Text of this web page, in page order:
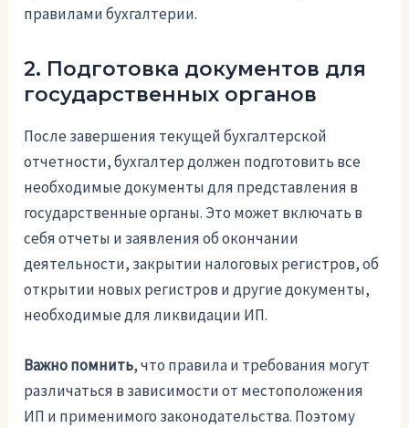
правилами бухгалтерии.
2. Подготовка документов для
государственных органов
После завершения текущей бухгалтерской
отчетности, бухгалтер должен подготовить все
необходимые документы для представления в
государственные органы. Это может включать в
себя отчеты и заявления об окончании
деятельности, закрытии налоговых регистров, об
открытии новых регистров и другие документы,
необходимые для ликвидации ИП.
Важно помнить, что правила и требования могут
различаться в зависимости от местоположения
ИП и применимого законодательства. Поэтому